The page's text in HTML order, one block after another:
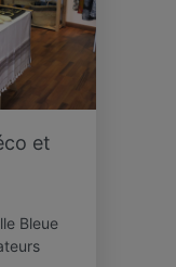
et
Bleue